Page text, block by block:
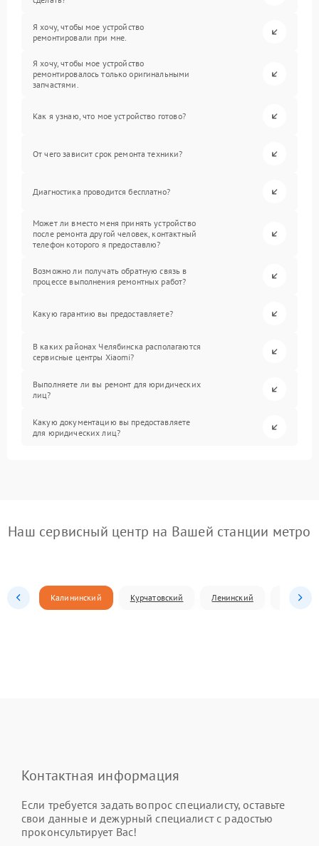
Я хочу, чтобы мое устройство
ремонтировали при мне.
Я хочу, чтобы мое устройство
ремонтировалось только оригинальными
запчастями.
Как я узнаю, что мое устройство готово?
От чего зависит срок ремонта техники?
Диагностика проводится бесплатно?
Может ли вместо меня принять устройство
после ремонта другой человек, контактный
телефон которого я предоставлю?
Возможно ли получать обратную связь в
процессе выполнения ремонтных работ?
Какую гарантию вы предоставляете?
В каких районах Челябинска располагаются
сервисные центры Xiaomi?
Выполняете ли вы ремонт для юридических
лиц?
Какую документацию вы предоставляете
для юридических лиц?
Наш сервисный центр на Вашей станции метро
Калининский Курчатовский Ленинский
Контактная информация
Если требуется задать вопрос специалисту, оставьте
свои данные и дежурный специалист с радостью
проконсультирует Вас!